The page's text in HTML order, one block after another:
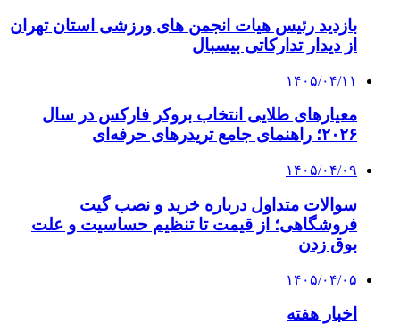
بازدید رئیس هیات انجمن های ورزشی استان تهران
از دیدار تدارکاتی بیسبال
۱۴۰۵/۰۴/۱۱
معیارهای طلایی انتخاب بروکر فارکس در سال
۲۰۲۶؛ راهنمای جامع تریدرهای حرفه‌ای
۱۴۰۵/۰۴/۰۹
سوالات متداول درباره خرید و نصب گیت
فروشگاهی؛ از قیمت تا تنظیم حساسیت و علت
بوق زدن
۱۴۰۵/۰۴/۰۵
اخبار هفته